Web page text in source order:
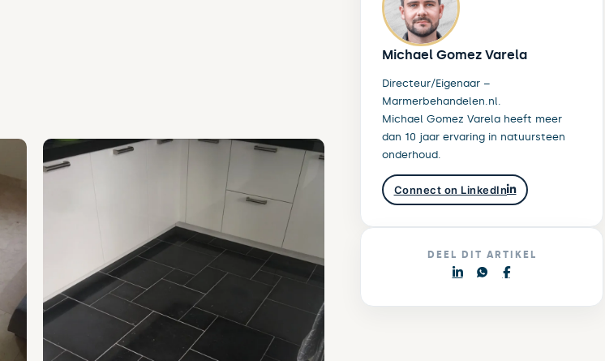
Michael Gomez Varela
Directeur/Eigenaar –
Marmerbehandelen.nl.
Michael Gomez Varela heeft meer
dan 10 jaar ervaring in natuursteen
onderhoud.
Connect on LinkedIn
DEEL DIT ARTIKEL